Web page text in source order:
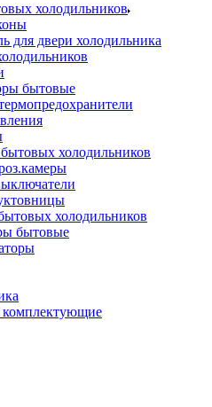
холодильников
для двери холодильника
бытовые
холодильников
холодильников
бытовые
комплектующие